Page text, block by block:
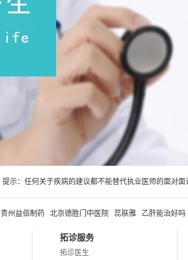
提示：任何关于疾病的建议都不能替代执业医师的面对
贵州益佰制药 北京德胜门中医院 蕊肤雅 乙肝能治好吗
拓诊服务
拓诊医生